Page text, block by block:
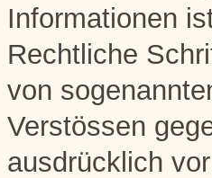
Informationen
Rechtliche
von
Verstössen
ausdrücklich